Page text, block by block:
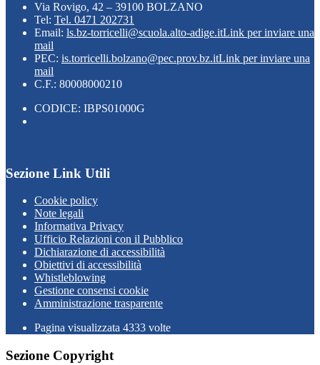
Via Rovigo, 42 – 39100 BOLZANO
Tel: Tel. 0471 202731
Email: ls.bz-torricelli@scuola.alto-adige.itLink per inviare una
mail
PEC: is.torricelli.bolzano@pec.prov.bz.itLink per inviare una
mail
C.F.: 80008000210
CODICE: IBPS01000G
Sezione Link Utili
Cookie policy
Note legali
Informativa Privacy
Ufficio Relazioni con il Pubblico
Dichiarazione di accessibilità
Obiettivi di accessibilità
Whistleblowing
Gestione consensi cookie
Amministrazione trasparente
Pagina visualizzata 4333 volte
Sezione Copyright